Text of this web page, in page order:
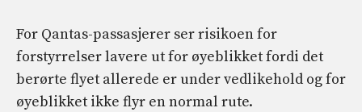
For Qantas-passasjerer ser risikoen for
forstyrrelser lavere ut for øyeblikket fordi det
berørte flyet allerede er under vedlikehold og for
øyeblikket ikke flyr en normal rute.